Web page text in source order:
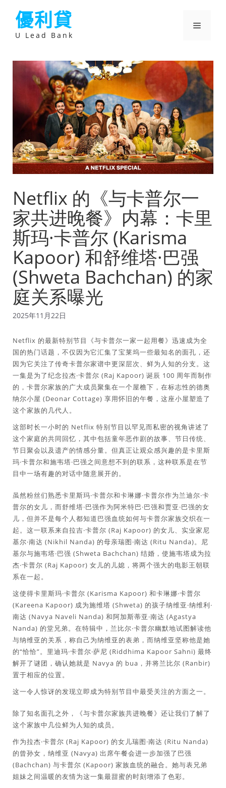
優利貸
U Lead Bank
選
Netflix 的《与卡普尔一
家共进晚餐》内幕：卡里
斯玛·卡普尔 (Karisma
Kapoor) 和舒维塔·巴强
(Shweta Bachchan) 的家
庭关系曝光
2025年11月22日
Netflix 的最新特别节目《与卡普尔一家一起用餐》迅速成为全
国的热门话题，不仅因为它汇集了宝莱坞一些最知名的面孔，还
因为它关注了传奇卡普尔家谱中更深层次、鲜为人知的分支。这
一集是为了纪念拉杰·卡普尔 (Raj Kapoor) 诞辰 100 周年而制作
的，卡普尔家族的广大成员聚集在一个屋檐下，在标志性的德奥
纳尔小屋 (Deonar Cottage) 享用怀旧的午餐，这座小屋塑造了
这个家族的几代人。
这部时长一小时的 Netflix 特别节目以罕见而私密的视角讲述了
这个家庭的共同回忆，其中包括童年恶作剧的故事、节日传统、
节日聚会以及遗产的情感分量。但真正让观众感兴趣的是卡里斯
玛·卡普尔和施韦塔·巴强之间意想不到的联系，这种联系是在节
目中一场有趣的对话中随意展开的。
虽然粉丝们熟悉卡里斯玛·卡普尔和卡琳娜·卡普尔作为兰迪尔·卡
普尔的女儿，而舒维塔·巴强作为阿米特巴·巴强和贾亚·巴强的女
儿，但并不是每个人都知道巴强血统如何与卡普尔家族交织在一
起。这一联系来自拉吉·卡普尔 (Raj Kapoor) 的女儿、实业家尼
基尔·南达 (Nikhil Nanda) 的母亲瑞图·南达 (Ritu Nanda)。尼
基尔与施韦塔·巴强 (Shweta Bachchan) 结婚，使施韦塔成为拉
杰·卡普尔 (Raj Kapoor) 女儿的儿媳，将两个强大的电影王朝联
系在一起。
这使得卡里斯玛·卡普尔 (Karisma Kapoor) 和卡琳娜·卡普尔
(Kareena Kapoor) 成为施维塔 (Shweta) 的孩子纳维亚·纳维利·
南达 (Navya Naveli Nanda) 和阿加斯蒂亚·南达 (Agastya
Nanda) 的堂兄弟。在特辑中，兰比尔·卡普尔幽默地试图解读他
与纳维亚的关系，称自己为纳维亚的表弟，而纳维亚坚称他是她
的“恰恰”。里迪玛·卡普尔·萨尼 (Riddhima Kapoor Sahni) 最终
解开了谜团，确认她就是 Navya 的 bua，并将兰比尔 (Ranbir)
置于相应的位置。
这一令人惊讶的发现立即成为特别节目中最受关注的方面之一。
除了知名面孔之外，《与卡普尔家族共进晚餐》还让我们了解了
这个家族中几位鲜为人知的成员。
作为拉杰·卡普尔 (Raj Kapoor) 的女儿瑞图·南达 (Ritu Nanda)
的曾孙女，纳维亚 (Navya) 出席午餐会进一步加强了巴强
(Bachchan) 与卡普尔 (Kapoor) 家族血统的融合。她与表兄弟
姐妹之间温暖的友情为这一集最甜蜜的时刻增添了色彩。